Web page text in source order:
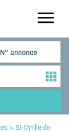
> St-Cyrille-de-